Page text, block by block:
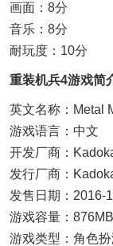
画面：8分
音乐：8分
耐玩度：10分
重装机兵4游戏简
英文名称：Metal
游戏语言：中文
开发厂商：
发行厂商：
发售日期：2016-
游戏容量：876MB
游戏类型：角色